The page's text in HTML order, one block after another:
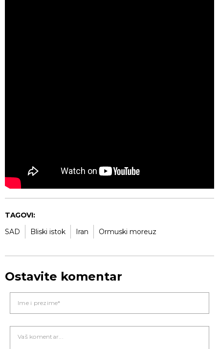
TAGOVI:
SAD
Bliski istok Iran Ormuski moreuz
Ostavite komentar